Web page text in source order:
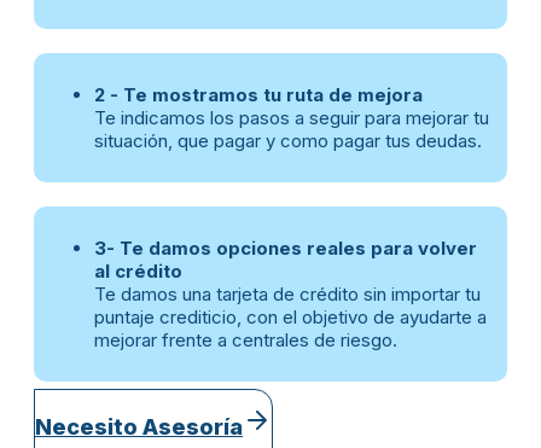
2 - Te mostramos tu ruta de mejora
Te indicamos los pasos a seguir para mejorar tu
situación, que pagar y como pagar tus deudas.
3- Te damos opciones reales para volver
al crédito
Te damos una tarjeta de crédito sin importar tu
puntaje crediticio, con el objetivo de ayudarte a
mejorar frente a centrales de riesgo.
Necesito Asesoría